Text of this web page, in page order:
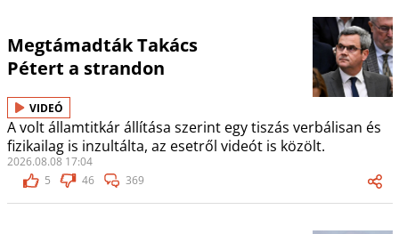
Megtámadták Takács
Pétert a strandon
VIDEÓ
A volt államtitkár állítása szerint egy tiszás verbálisan és
fizikailag is inzultálta, az esetről videót is közölt.
2026.08.08 17:04
5
46 369